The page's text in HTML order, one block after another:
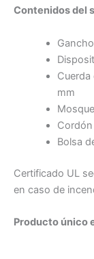
Contenidos del
Cuerda
mm
Bolsa
Certificado UL
en caso de
Producto único